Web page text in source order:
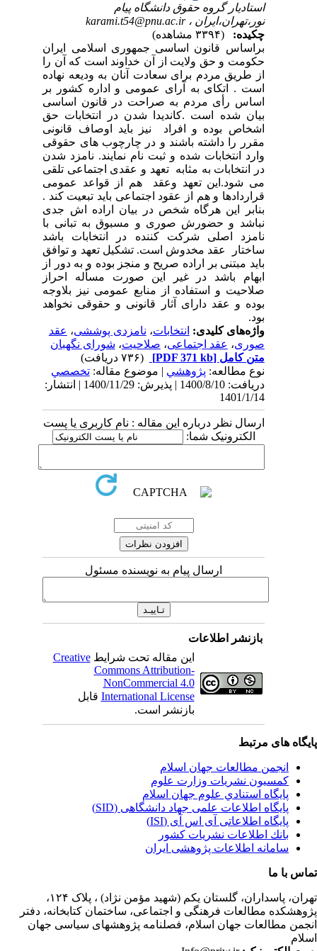
استادیار گروه حقوق دانشگاه پیام
نور،تهران،ایران ، karami.t54@pnu.ac.ir
چکیده:
براساس قانون اساسی جمهوری اسلامی ایران
حکومت و حق ولایت از آن خداوند است که آن را
از طریق مردم برای سعادت آنان به ودیعه نهاده
است . اتکای به آرای عمومی و اداره کشور بر
اساس رأی مردم به صراحت در قانون اساسی
بیان شده است .کاندیدا شدن در انتخابات حق
اشخاص بوده و افراد نیز باید اوصاف قانونی
مقرر را داشته باشند و در چارچوب های حقوقی
وارد انتخابات شده و ثبت نام نمایند. نامزد شدن
در انتخابات به مثابه تعهد و عقدی اجتماعی تلقی
می شود.این تعهد وعقد هم از قواعد عمومی
قراردادها و هم از عقود اجتماعی باید تبعیت کند .
بنابر این هرگاه شخص در بیان اراده اش جدی
نباشد و حضورش صوری و مسبوق به تبانی با
نامزد اصلی شرکت کننده در انتخابات باشد
ساختار عقد مخدوش است. تشکیل تعهد و توافق
باید مبتنی بر اراده صریح و منجز بوده و به دور از
ابهام باشد در غیر این صورت مسأله احراز
صلاحیت و استفاده از منابع عمومی نیز بلاوجه
بوده و عقد دارای آثار قانونی و حقوقی نخواهد
بود.
واژه‌های کلیدی:انتخابات،نامزدی پوششی،عقد
صوری،عقد اجتماعی،صلاحیت،شورای نگهبان
متن کامل[PDF 371 kb]
نوع مطالعه:پژوهشي| موضوع مقاله:تخصصي
دریافت: 1400/8/10 | پذیرش: 1400/11/29 | انتشار:
1401/1/14
ارسال نظر درباره این مقاله : نام کاربری یا پست
الکترونیک شما:
ارسال پیام به نویسنده مسئول
بازنشر اطلاعات
این مقاله تحت شرایطCreative
Commons Attribution-
NonCommercial 4.0
International Licenseقابل
بازنشر است.
های مرتبط
انجمن مطالعات جهان اسلام
کمسیون نشریات وزارت علوم
پايگاه استنادي علوم جهان اسلام
پایگاه اطلاعات علمی جهاد دانشگاهی (SID)
پایگاه اطلاعاتی آی اس آی (ISI)
بانك اطلاعات نشريات كشور
سامانه اطلاعات پژوهشی ایران
با ما
پاسداران، گلستان یکم (شهید مؤمن نژاد) ، پلاک ۱۲۴،
مطالعات فرهنگی و اجتماعی، ساختمان کتابخانه، دفتر
مطالعات جهان اسلام، فصلنامه پژوهشهای سیاسی جهان